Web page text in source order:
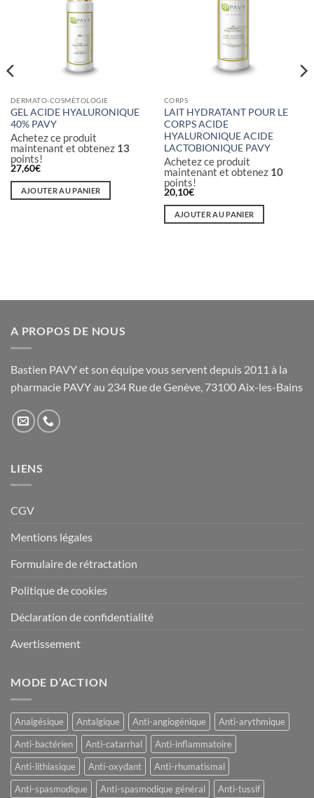
DERMATO-COSMÉTOLOGIE
GEL ACIDE HYALURONIQUE
40% PAVY
Achetez ce produit
maintenant et obtenez 13
points!
27,60€
AJOUTER AU PANIER
CORPS
LAIT HYDRATANT POUR LE
CORPS ACIDE
HYALURONIQUE ACIDE
LACTOBIONIQUE PAVY
Achetez ce produit
maintenant et obtenez 10
points!
20,10€
AJOUTER AU PANIER
A PROPOS DE NOUS
Bastien PAVY et son équipe vous servent depuis 2011 à la
pharmacie PAVY au 234 Rue de Genève, 73100 Aix-les-Bains
LIENS
CGV
Mentions légales
Formulaire de rétractation
Politique de cookies
Déclaration de confidentialité
Avertissement
MODE D’ACTION
Analgésique Antalgique Anti-angiogénique
Anti-arythmique
Anti-bactérien
Anti-catarrhal
Anti-inflammatoire
Anti-lithiasique
Anti-oxydant
Anti-rhumatismal
Anti-spasmodique
Anti-spasmodique général
Anti-tussif